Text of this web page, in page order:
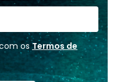
os Termos de